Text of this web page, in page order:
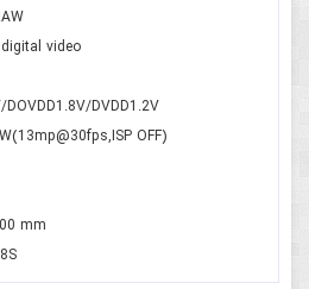
video
DVDD1.2V
OFF)
mm